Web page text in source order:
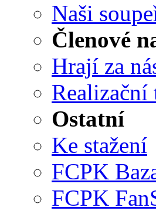
Naši
Členové
Hrají za
Ostatní
Ke stažení
FCPK
FCPK